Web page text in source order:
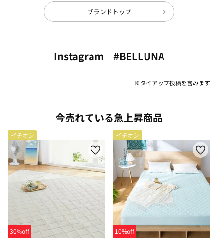
ブランドトップ
Instagram #BELLUNA
※タイアップ投稿を含みます
今売れている急上昇商品
イチオシ
30%off
イチオシ
10%off